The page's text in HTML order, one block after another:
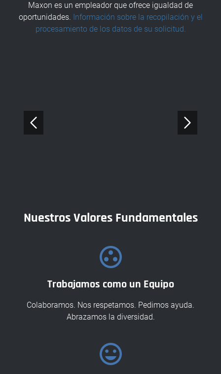
Maxon es un empleador que ofrece igualdad de
oportunidades. Información sobre la recopilación y el
procesamiento de los datos de su solicitud.
Nuestros Valores Fundamentales
Trabajamos como un Equipo
Colaboramos. Nos respetamos. Pedimos ayuda.
Abrazamos la diversidad.